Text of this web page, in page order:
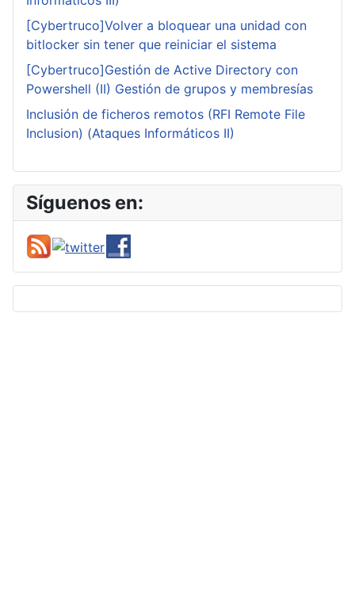
[Cybertruco]Volver a bloquear una unidad con
bitlocker sin tener que reiniciar el sistema
[Cybertruco]Gestión de Active Directory con
Powershell (II) Gestión de grupos y membresías
Inclusión de ficheros remotos (RFI Remote File
Inclusion) (Ataques Informáticos II)
Síguenos en: